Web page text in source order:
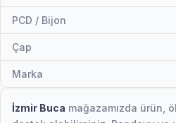
PCD / Bijon
Çap
Marka
İzmir Buca mağazamızda ürün,